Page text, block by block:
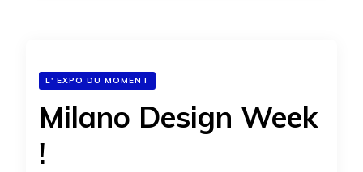
L' EXPO DU MOMENT
Milano Design Week
!